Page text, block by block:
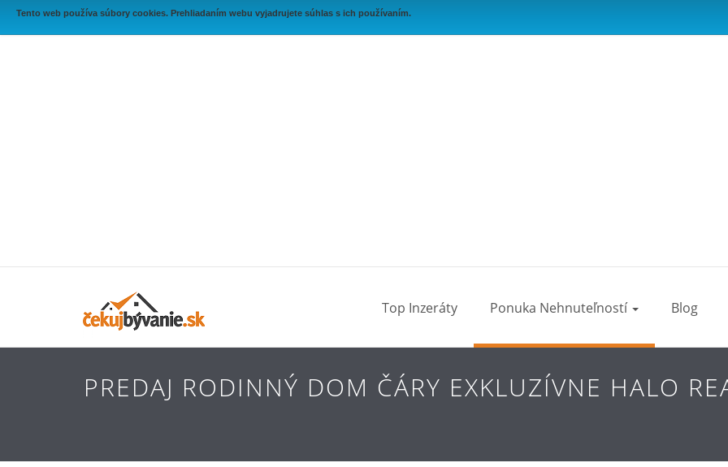
Tento web používa súbory cookies. Prehliadaním webu vyjadrujete súhlas s ich používaním.
Top Inzeráty Ponuka Nehnuteľností Blog
PREDAJ RODINNÝ DOM ČÁRY EXKLUZÍVNE HALO